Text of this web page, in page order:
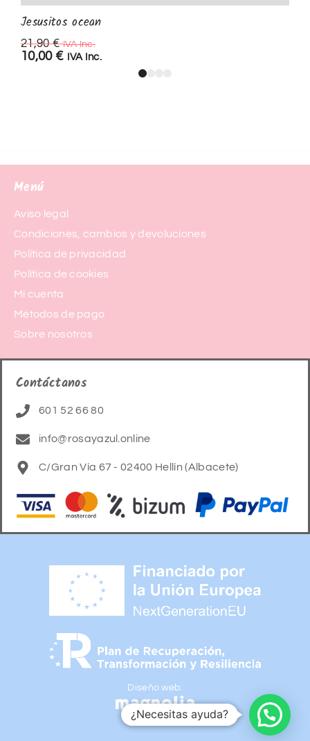
Jesusitos ocean
21,90€ IVA Inc.
10,00 € IVA Inc.
Menú
Aviso legal
Condiciones, cambios y devoluciones
Política de privacidad
Política de cookies
Mi cuenta
Métodos de pago
Sobre nosotros
Contáctanos
601 52 66 80
info@rosayazul.online
C/Gran Vía 67 - 02400 Hellín (Albacete)
Diseño web:
¿Necesitas ayuda?